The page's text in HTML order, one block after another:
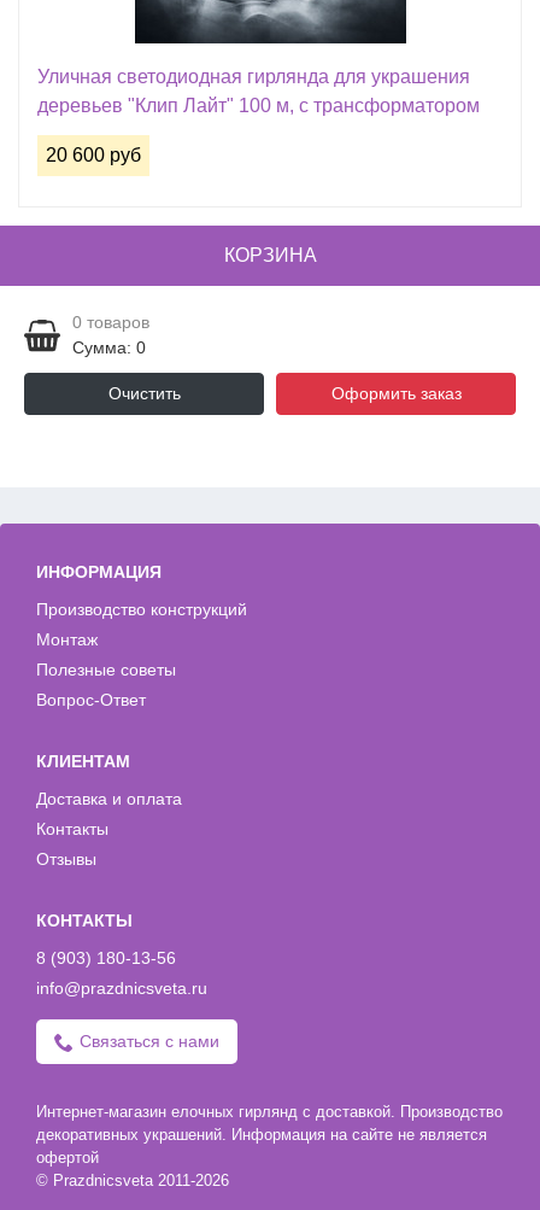
Уличная светодиодная гирлянда для украшения
деревьев "Клип Лайт" 100 м, с трансформатором
20 600 руб
КОРЗИНА
0 товаров
Сумма: 0
Очистить Оформить заказ
ИНФОРМАЦИЯ
Производство конструкций
Монтаж
Полезные советы
Вопрос-Ответ
КЛИЕНТАМ
Доставка и оплата
Контакты
Отзывы
КОНТАКТЫ
8 (903) 180-13-56
info@prazdnicsveta.ru
Связаться с нами
Интернет-магазин елочных гирлянд с доставкой. Производство
декоративных украшений. Информация на сайте не является
офертой
© Prazdnicsveta 2011-2026